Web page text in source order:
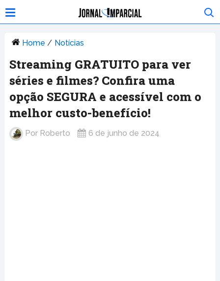
Home / Notícias
Streaming GRATUITO para ver
séries e filmes? Confira uma
opção SEGURA e acessível com o
melhor custo-benefício!
Por Roberto 6 de junho de 2024